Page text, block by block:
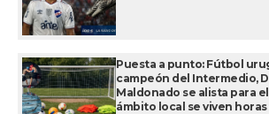
Puesta a punto: Fútbol
campeón del Intermedio,
Maldonado se alista para el
ámbito local se viven horas